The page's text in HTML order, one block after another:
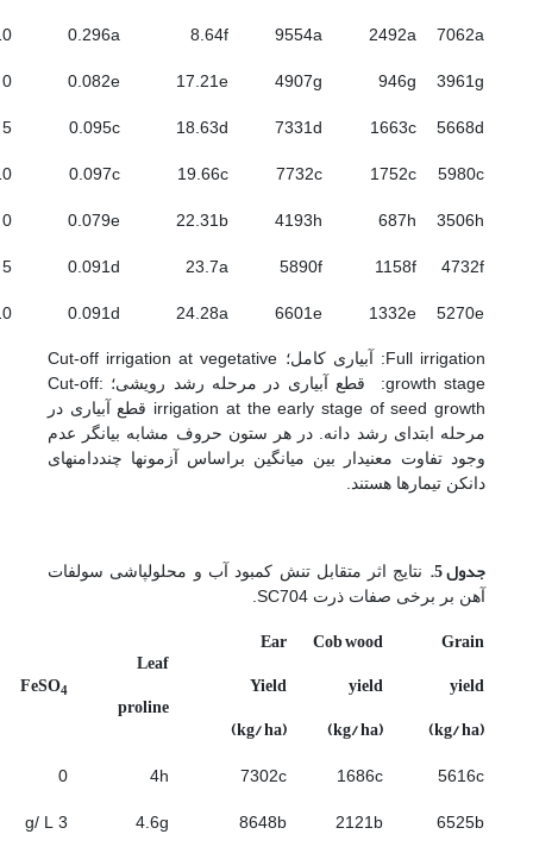
7062a
2492a
9554a
8.64f
0.296a
L
3961g
946g
4907g
17.21e
0.082e
0
5668d
1663c
7331d
18.63d
0.095c
5 g/L
5980c
1752c
7732c
19.66c
0.097c
L
3506h
687h
4193h
22.31b
0.079e
0
4732f
1158f
5890f
23.7a
0.091d
5 g/L
5270e
1332e
6601e
24.28a
0.091d
L
Full irrigation: آبیاری کامل؛‏ ‏Cut-off irrigation at ‎vegetative
growth ‎stage: قطع آبیاری در مرحله رشد رویشی؛ :Cut-off
irrigation at the early stage of ‎seed growth قطع آبیاری در
مرحله ابتدای رشد دانه. در هر ستون حروف مشابه بیانگر عدم
وجود تفاوت معنی­دار بین میانگین براساس آزمون­ها چند­دامنه­ای
دانکن تیمارها هستند.
جدول 5 . نتایج اثر متقابل تنش کمبود آب و محلول­پاشی سولفات
آهن بر برخی صفات ذرت SC704.
Grain
yield
(kg/ ha)
Cob wood
yield
(kg/ ha)
Ear
Yield
(kg/ ha)
Leaf
proline
FeSO4
5616c
1686c
7302c
4h
0
6525b
2121b
8648b
4.6g
3 g/ L